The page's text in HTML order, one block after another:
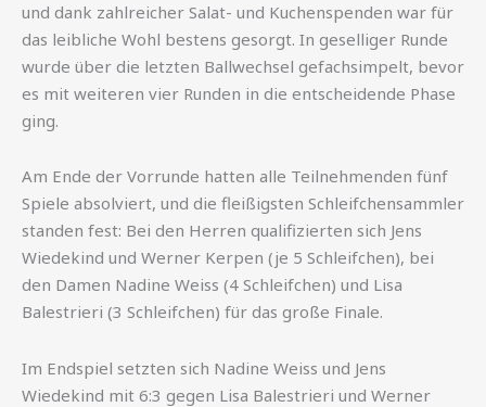
und dank zahlreicher Salat- und Kuchenspenden war für
das leibliche Wohl bestens gesorgt. In geselliger Runde
wurde über die letzten Ballwechsel gefachsimpelt, bevor
es mit weiteren vier Runden in die entscheidende Phase
ging.
Am Ende der Vorrunde hatten alle Teilnehmenden fünf
Spiele absolviert, und die fleißigsten Schleifchensammler
standen fest: Bei den Herren qualifizierten sich Jens
Wiedekind und Werner Kerpen (je 5 Schleifchen), bei
den Damen Nadine Weiss (4 Schleifchen) und Lisa
Balestrieri (3 Schleifchen) für das große Finale.
Im Endspiel setzten sich Nadine Weiss und Jens
Wiedekind mit 6:3 gegen Lisa Balestrieri und Werner